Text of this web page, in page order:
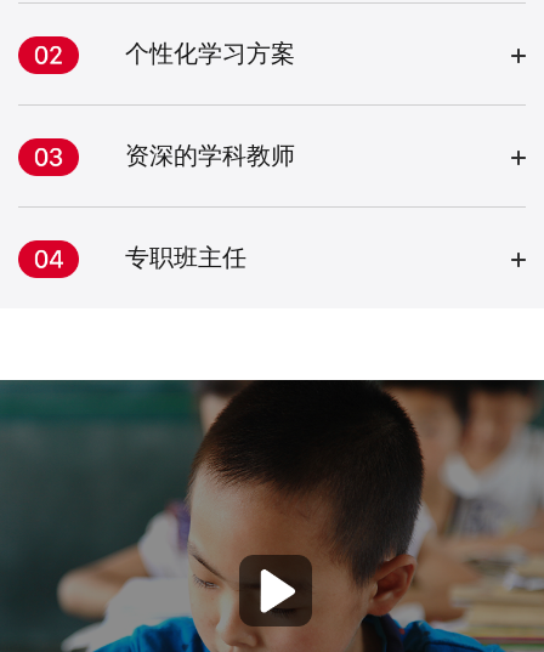
个性化学习方案
资深的学科教师
专职班主任